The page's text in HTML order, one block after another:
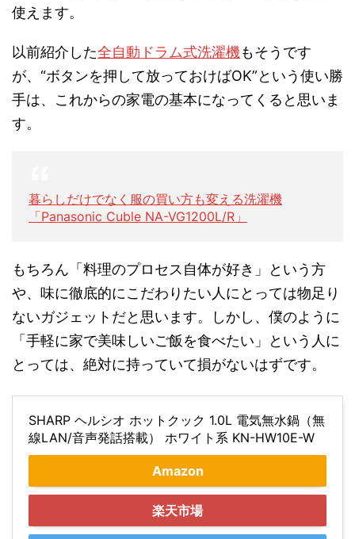
使えます。
以前紹介した全自動ドラム式洗濯機もそうです
が、“ボタンを押して放っておけばOK”という使い勝
手は、これからの家電の基本になってくると思いま
す。
暮らしだけでなく服の買い方も変える洗濯機
「Panasonic Cuble NA-VG1200L/R」
もちろん「料理のプロセス自体が好き」という方
や、味に徹底的にこだわりたい人にとっては物足り
ないガジェットだと思います。しかし、僕のように
「手軽に家で美味しいご飯を食べたい」という人に
とっては、絶対に持っていて損がないはずです。
SHARP ヘルシオ ホットクック 1.0L 電気無水鍋（無
線LAN/音声発話搭載） ホワイト系 KN-HW10E-W
Amazon
楽天市場